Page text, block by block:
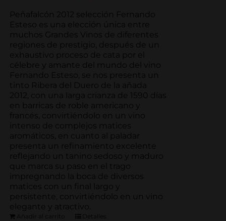
Peñafalcón 2012 selección Fernando
Esteso es una elección única entre
muchos Grandes Vinos de diferentes
regiones de prestigio, después de un
exhaustivo proceso de cata por el
célebre y amante del mundo del vino
Fernando Esteso, se nos presenta un
tinto Ribera del Duero de la añada
2012, con una larga crianza de 1590 días
en barricas de roble americano y
francés, convirtiéndolo en un vino
intenso de complejos matices
aromáticos, en cuanto al paladar
presenta un refinamiento excelente
reflejando un tanino sedoso y maduro
que marca su paso en el trago
impregnando la boca de diversos
matices con un final largo y
persistente, convirtiéndolo en un vino
elegante y atractivo.
Añadir al carrito Detalles